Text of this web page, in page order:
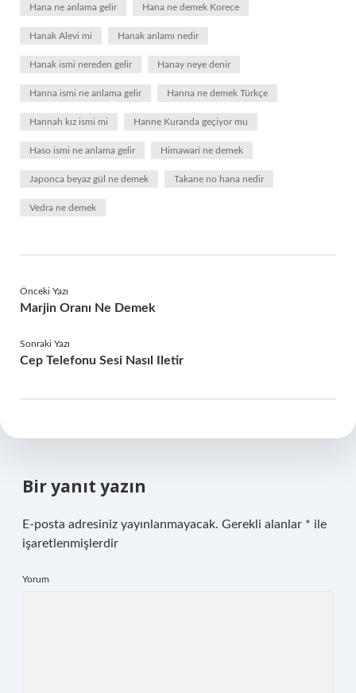
Hana ne anlama gelir Hana ne demek Korece
Hanak Alevi mi Hanak anlamı nedir
Hanak ismi nereden gelir Hanay neye denir
Hanna ismi ne anlama gelir Hanna ne demek Türkçe
Hannah kız ismi mi Hanne Kuranda geçiyor mu
Haso ismi ne anlama gelir Himawari ne demek
Japonca beyaz gül ne demek Takane no hana nedir
Vedra ne demek
Önceki Yazı
Marjin Oranı Ne Demek
Sonraki Yazı
Cep Telefonu Sesi Nasıl Iletir
Bir yanıt yazın
E-posta adresiniz yayınlanmayacak. Gerekli alanlar * ile
işaretlenmişlerdir
Yorum